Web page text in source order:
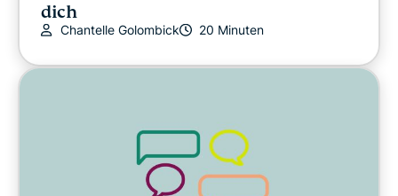
dich
Chantelle Golombick 20 Minuten